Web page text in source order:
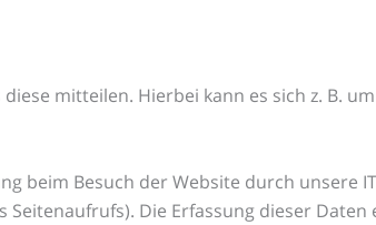
mitteilen. Hierbei kann es sich z. B.
beim Besuch der Website durch unsere
Die Erfassung dieser